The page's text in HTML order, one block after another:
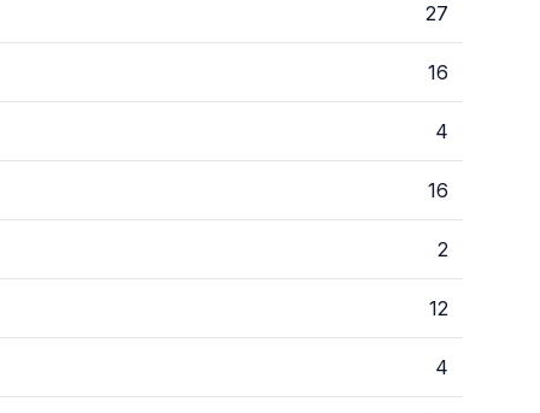
27
16
4
16
2
12
4